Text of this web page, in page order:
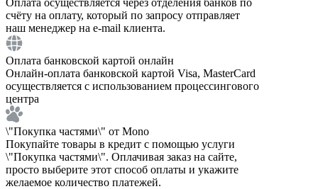
счёту на оплату, который по запросу отправляет
наш менеджер на e-mail клиента.
Оплата банковской картой онлайн
Онлайн-оплата банковской картой Visa, MasterCard
осуществляется с использованием процессингового
центра
\"Покупка частями\" от Mono
Покупайте товары в кредит с помощью услуги
\"Покупка частями\". Оплачивая заказ на сайте,
просто выберите этот способ оплаты и укажите
желаемое количество платежей.